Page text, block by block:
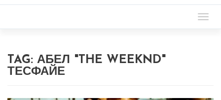
TAG: АБЕЛ "THE WEEKND"
ТЕСФАЙЕ